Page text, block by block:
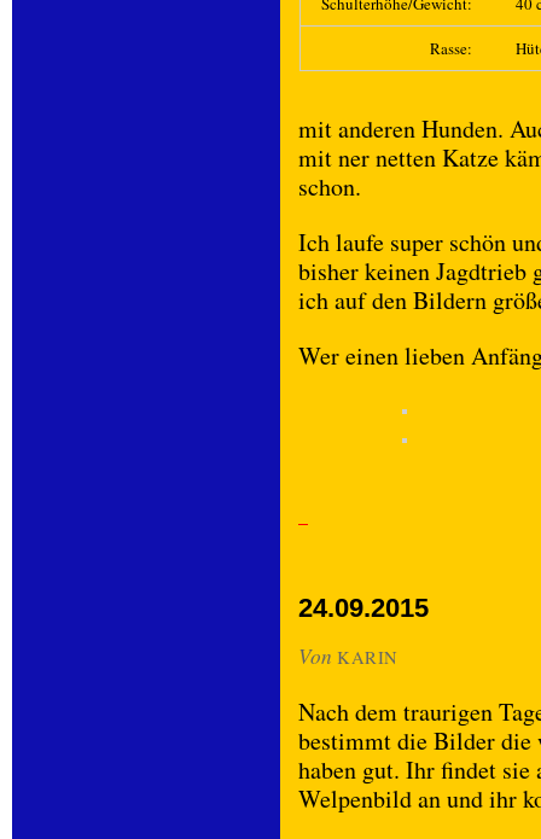
Rasse:
mit anderen Hunden.
mit ner netten Katze
schon.
Ich laufe super schön
bisher keinen Jagdtrieb
ich auf den Bildern
Wer einen lieben
24.09.2015
Von KARIN
Nach dem traurigen
bestimmt die Bilder die
haben gut. Ihr findet
Welpenbild an und ihr